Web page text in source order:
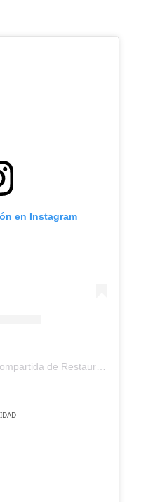
en Instagram
Simpar (@restaurantesimpar)